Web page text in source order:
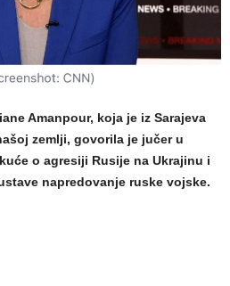
Amanpour, koja je iz Sarajeva
zemlji, govorila je jučer u
o agresiji Rusije na Ukrajinu i
napredovanje ruske vojske.